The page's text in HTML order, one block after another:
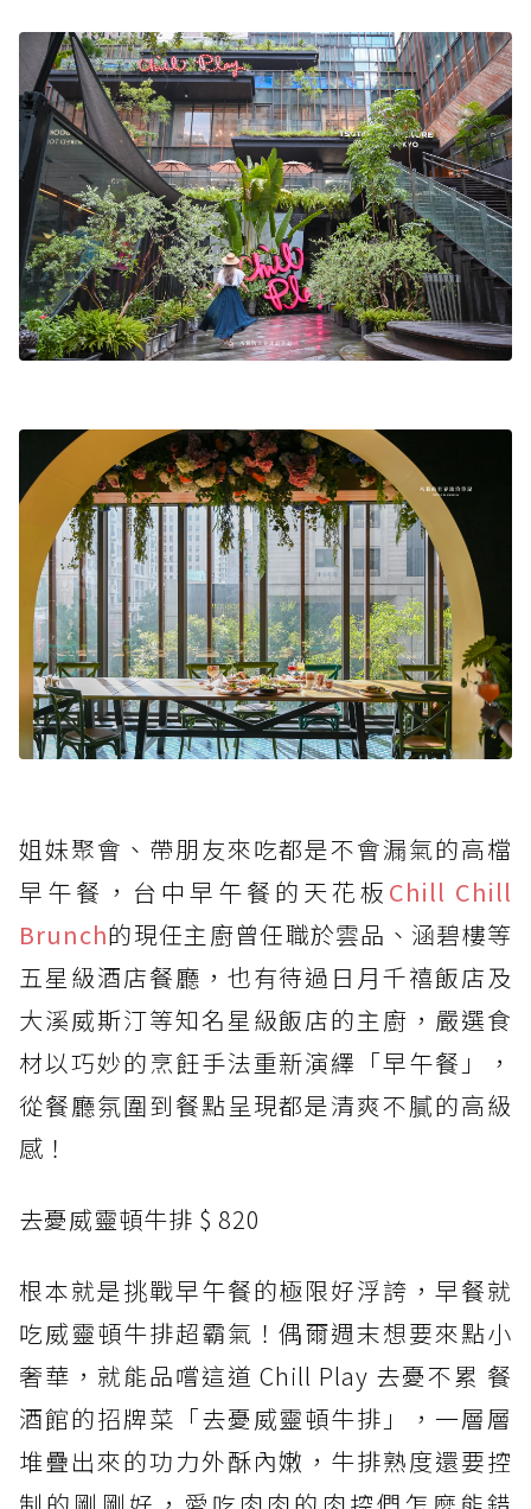
姐妹聚會、帶朋友來吃都是不會漏氣的高檔
早午餐，台中早午餐的天花板 Chill Chill
Brunch的現任主廚曾任職於雲品、涵碧樓等
五星級酒店餐廳，也有待過日月千禧飯店及
大溪威斯汀等知名星級飯店的主廚，嚴選食
材以巧妙的烹飪手法重新演繹「早午餐」，
從餐廳氛圍到餐點呈現都是清爽不膩的高級
感！
去憂威靈頓牛排 $ 820
根本就是挑戰早午餐的極限好浮誇，早餐就
吃威靈頓牛排超霸氣！偶爾週末想要來點小
奢華，就能品嚐這道 Chill Play 去憂不累 餐
酒館的招牌菜「去憂威靈頓牛排」，一層層
堆疊出來的功力外酥內嫩，牛排熟度還要控